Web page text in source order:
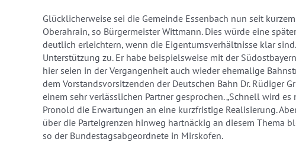
Glücklicherweise sei die Gemeinde Essenbach nun seit
Oberahrain, so Bürgermeister Wittmann. Dies würde eine
deutlich erleichtern, wenn die Eigentumsverhältnisse klar
Unterstützung zu. Er habe beispielsweise mit der
hier seien in der Vergangenheit auch wieder ehemalige
dem Vorstandsvorsitzenden der Deutschen Bahn Dr. Rüdiger
einem sehr verlässlichen Partner gesprochen. „Schnell wird
Pronold die Erwartungen an eine kurzfristige Realisierung.
über die Parteigrenzen hinweg hartnäckig an diesem Thema
so der Bundestagsabgeordnete in Mirskofen.